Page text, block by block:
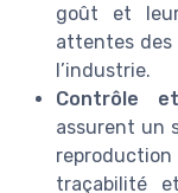
goût et
attentes des
l’industrie.
Contrôle
assurent un
traçabilité